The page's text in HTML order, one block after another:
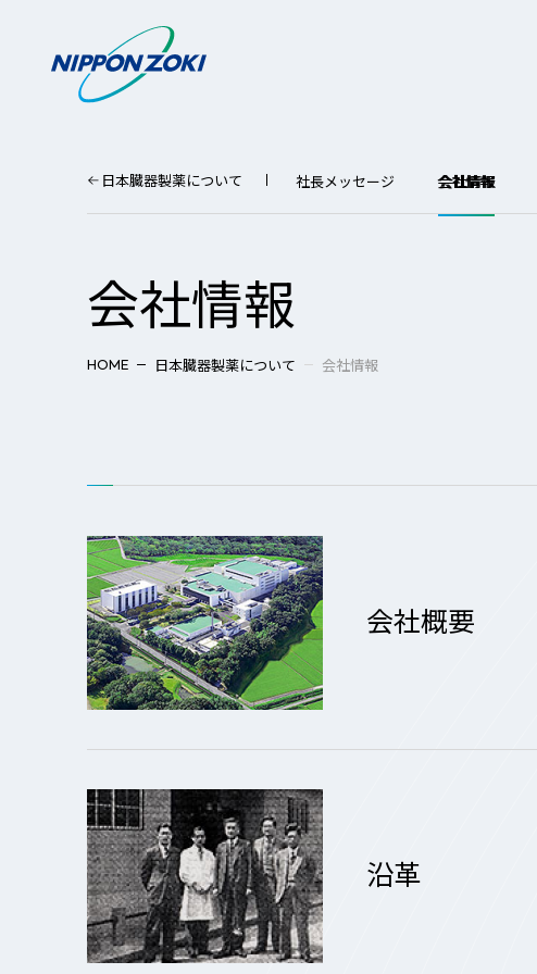
日本臓器製薬について 社長メッセージ 会社情報
会社情報
HOME 日本臓器製薬について 会社情報
会社概要
沿革